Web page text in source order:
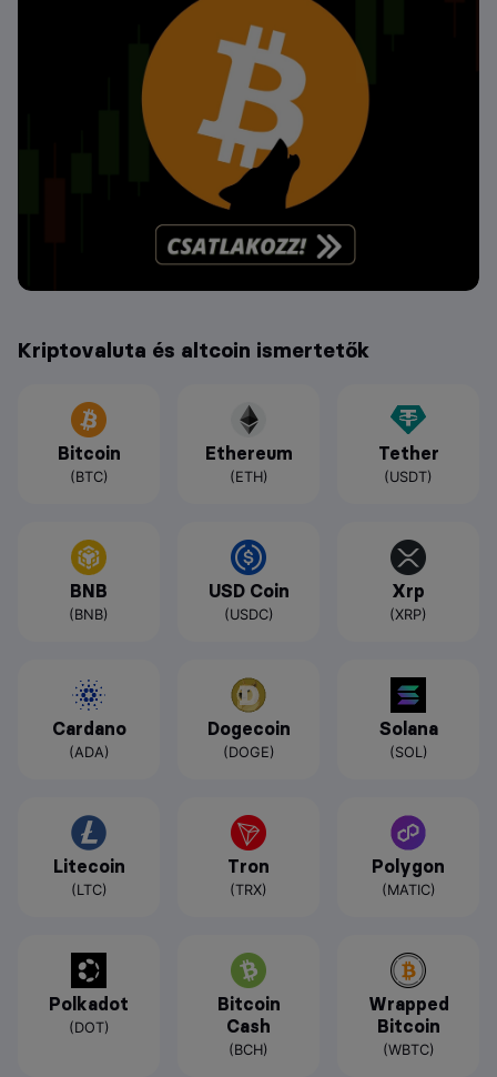
Kriptovaluta és altcoin ismertetők
Bitcoin
(BTC)
Ethereum
(ETH)
Tether
(USDT)
BNB
(BNB)
USD Coin
(USDC)
Xrp
(XRP)
Cardano
(ADA)
Dogecoin
(DOGE)
Solana
(SOL)
Litecoin
(LTC)
Tron
(TRX)
Polygon
(MATIC)
Polkadot
(DOT)
Bitcoin
Cash
(BCH)
Wrapped
Bitcoin
(WBTC)